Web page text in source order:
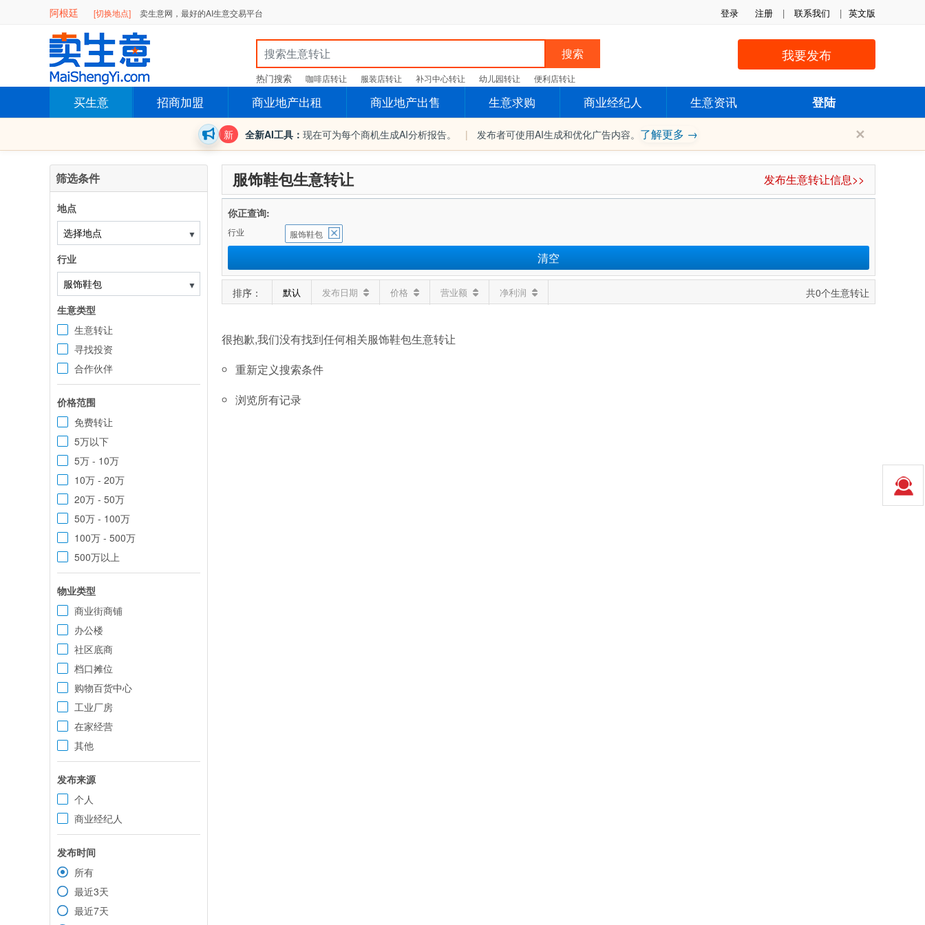
登录 注册 | 联系我们 | 英文版
阿根廷 [切换地点] 卖生意网，最好的AI生意交易平台
我要发布
搜索
热门搜索 咖啡店转让 服装店转让 补习中心转让 幼儿园转让 便利店转让
买生意 招商加盟 商业地产出租 商业地产出售 生意求购 商业经纪人 生意资讯 登陆
新 全新AI工具：现在可为每个商机生成AI分析报告。 | 发布者可使用AI生成和优化广告内容。 了解更多 → ✕
筛选条件
地点
▼
行业
▼
生意类型
生意转让
寻找投资
合作伙伴
价格范围
免费转让
5万以下
5万 - 10万
10万 - 20万
20万 - 50万
50万 - 100万
100万 - 500万
500万以上
物业类型
商业街商铺
办公楼
社区底商
档口摊位
购物百货中心
工业厂房
在家经营
其他
发布来源
个人
商业经纪人
发布时间
所有
最近3天
最近7天
服饰鞋包生意转让 发布生意转让信息>>
你正查询:
行业 服饰鞋包
清空
排序： 默认 发布日期 价格 营业额 净利润 共0个生意转让
很抱歉,我们没有找到任何相关服饰鞋包生意转让
重新定义搜索条件
浏览所有记录